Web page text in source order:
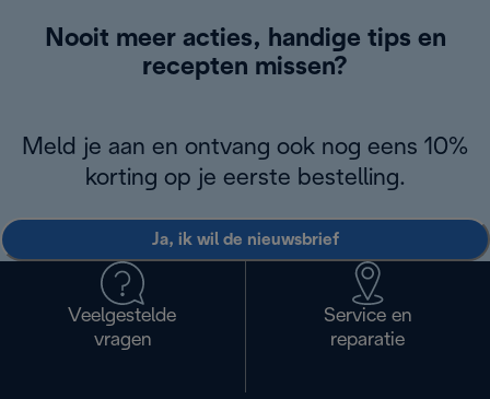
Nooit meer acties, handige tips en
recepten missen?
Meld je aan en ontvang ook nog eens 10%
korting op je eerste bestelling.
Ja, ik wil de nieuwsbrief
Veelgestelde
vragen
Service en
reparatie